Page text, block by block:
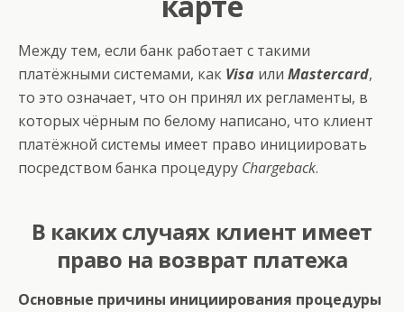
Между тем, если банк работает с такими
платёжными системами, как Visa или Mastercard,
то это означает, что он принял их регламенты, в
которых чёрным по белому написано, что клиент
платёжной системы имеет право инициировать
посредством банка процедуру Chargeback.
В каких случаях клиент имеет
право на возврат платежа
Основные причины инициирования процедуры